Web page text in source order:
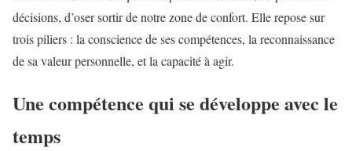
décisions, d’oser sortir de notre zone de confort. Elle repose sur
trois piliers : la conscience de ses compétences, la reconnaissance
de sa valeur personnelle, et la capacité à agir.
Une compétence qui se développe avec le
temps